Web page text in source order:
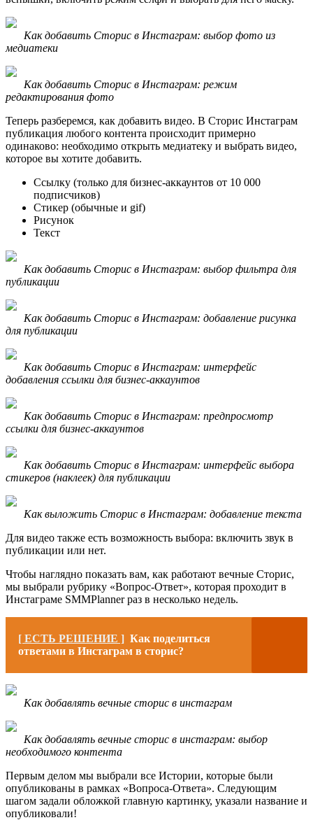
Как добавить Сторис в Инстаграм: выбор фото из
медиатеки
Как добавить Сторис в Инстаграм: режим
редактирования фото
Теперь разберемся, как добавить видео. В Сторис Инстаграм
публикация любого контента происходит примерно
одинаково: необходимо открыть медиатеку и выбрать видео,
которое вы хотите добавить.
Ссылку (только для бизнес-аккаунтов от 10 000
подписчиков)
Стикер (обычные и gif)
Рисунок
Текст
Как добавить Сторис в Инстаграм: выбор фильтра для
публикации
Как добавить Сторис в Инстаграм: добавление рисунка
для публикации
Как добавить Сторис в Инстаграм: интерфейс
добавления ссылки для бизнес-аккаунтов
Как добавить Сторис в Инстаграм: предпросмотр
ссылки для бизнес-аккаунтов
Как добавить Сторис в Инстаграм: интерфейс выбора
стикеров (наклеек) для публикации
Как выложить Сторис в Инстаграм: добавление текста
Для видео также есть возможность выбора: включить звук в
публикации или нет.
Чтобы наглядно показать вам, как работают вечные Сторис,
мы выбрали рубрику «Вопрос-Ответ», которая проходит в
Инстаграме SMMPlanner раз в несколько недель.
[ ЕСТЬ РЕШЕНИЕ ] Как поделиться
ответами в Инстаграм в сторис?
Как добавлять вечные сторис в инстаграм
Как добавлять вечные сторис в инстаграм: выбор
необходимого контента
Первым делом мы выбрали все Истории, которые были
опубликованы в рамках «Вопроса-Ответа». Следующим
шагом задали обложкой главную картинку, указали название и
опубликовали!